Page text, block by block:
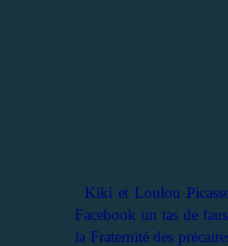
Kiki et Loulou
Facebook un tas de
la Fraternité des